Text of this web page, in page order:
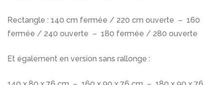
Rectangle : 140 cm fermée / 220 cm ouverte – 160
fermée / 240 ouverte – 180 fermée / 280 ouverte
Et également en version sans rallonge :